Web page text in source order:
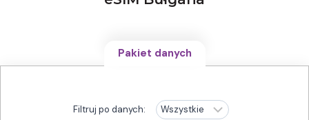
Pakiet danych
Filtruj po danych: